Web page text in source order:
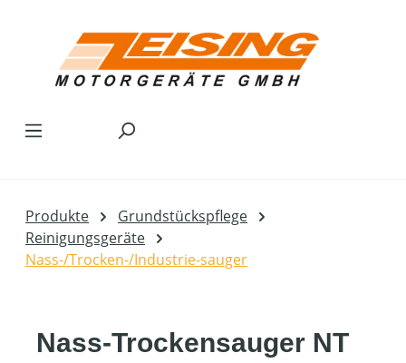
Produkte
Grundstückspflege
Reinigungsgeräte
Nass-/Trocken-/Industrie-sauger
Nass-Trockensauger NT